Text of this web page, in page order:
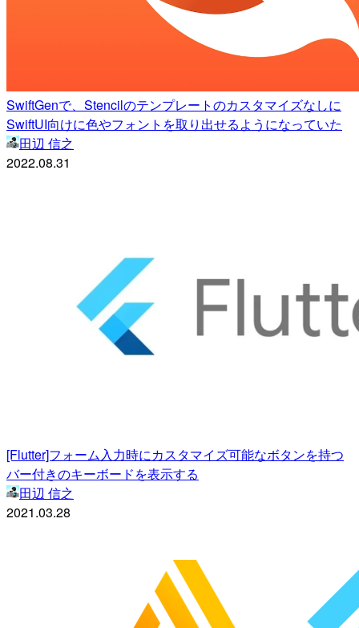
SwiftGenで、Stencilのテンプレートのカスタマイズなしに
SwiftUI向けに色やフォントを取り出せるようになっていた
田辺 信之
2022.08.31
[Flutter]フォーム入力時にカスタマイズ可能なボタンを持つ
バー付きのキーボードを表示する
田辺 信之
2021.03.28